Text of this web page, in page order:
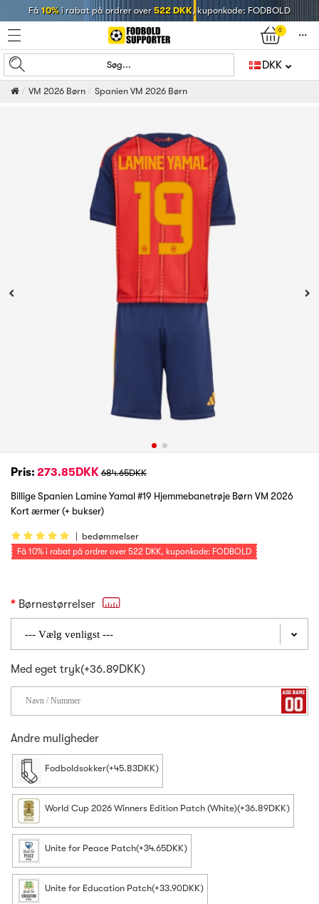
Få 10%i rabat på ordrer over522 DKK, kuponkode: FODBOLD
0
󰄒
Søg... DKK
VM 2026 Børn Spanien VM 2026 Børn
Pris: 273.85DKK 684.65DKK
Billige Spanien Lamine Yamal #19 Hjemmebanetrøje Børn VM 2026
Kort ærmer (+ bukser)
| bedømmelser
Få 10% i rabat på ordrer over 522 DKK, kuponkode: FODBOLD
Børnestørrelser
Med eget tryk(+36.89DKK)
Andre muligheder
Fodboldsokker(+45.83DKK)
World Cup 2026 Winners Edition Patch (White)(+36.89DKK)
Unite for Peace Patch(+34.65DKK)
Unite for Education Patch(+33.90DKK)